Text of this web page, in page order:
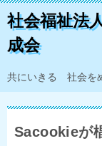
社会福祉法
成会
共にいきる 社会を
Sacookieが